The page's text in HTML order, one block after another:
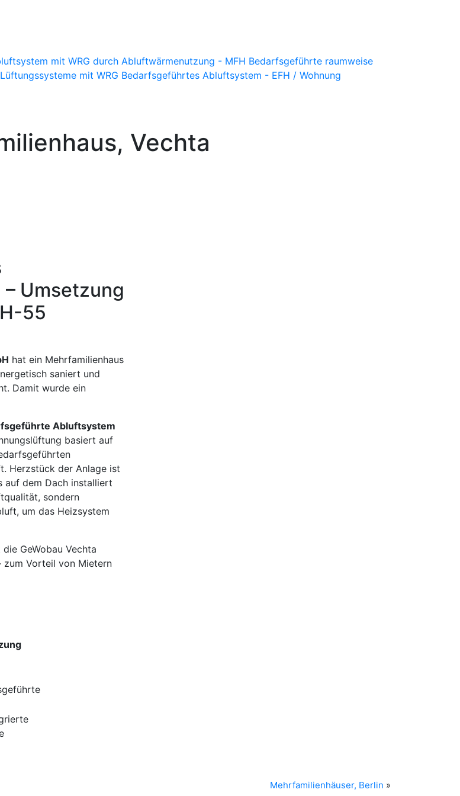
mit WRG durch Abluftwärmenutzung - MFH Bedarfsgeführte raumweise
mit WRG Bedarfsgeführtes Abluftsystem - EFH / Wohnung
Vechta
Umsetzung
55
hat ein Mehrfamilienhaus
saniert und
Damit wurde ein
Abluftsystem
basiert auf
Herzstück der Anlage ist
auf dem Dach installiert
sondern
um das Heizsystem
GeWobau Vechta
zum Vorteil von Mietern
Mehrfamilienhäuser, Berlin »